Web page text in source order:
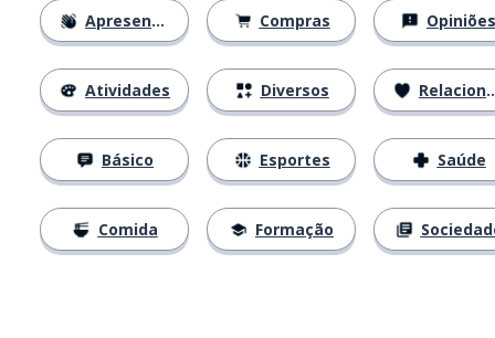
Apresentações
Atividades
Básico
Comida
Compras
Diversos
Esportes
Formação
Opiniões
Relacionamentos
Saúde